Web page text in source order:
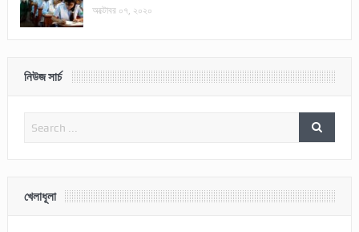
অক্টোবর ০৭, ২০২০
নিউজ সার্চ
খেলাধূলা